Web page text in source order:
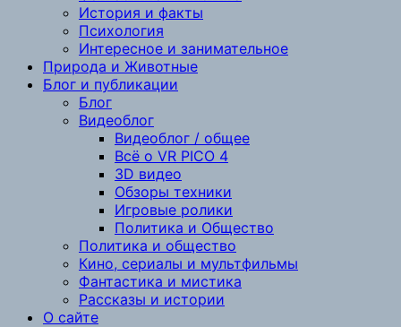
История и факты
Психология
Интересное и занимательное
Природа и Животные
Блог и публикации
Блог
Видеоблог
Видеоблог / общее
Всё о VR PICO 4
3D видео
Обзоры техники
Игровые ролики
Политика и Общество
Политика и общество
Кино, сериалы и мультфильмы
Фантастика и мистика
Рассказы и истории
О сайте